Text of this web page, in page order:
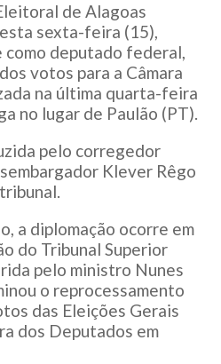
de Alagoas
sexta-feira (15),
como deputado federal,
votos para a Câmara
na última quarta-feira
no lugar de Paulão (PT).
pelo corregedor
Klever Rêgo
a diplomação ocorre em
do Tribunal Superior
pelo ministro Nunes
o reprocessamento
das Eleições Gerais
dos Deputados em